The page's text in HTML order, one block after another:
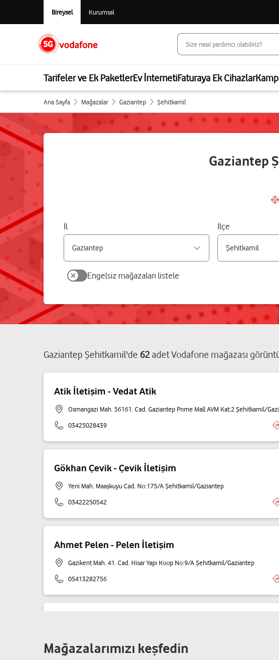
Bireysel Kurumsal
Tarifeler ve Ek PaketlerEv İnternetiFaturaya Ek Cihazlar
Ana Sayfa Mağazalar Gaziantep Şehitkamil
Gaziantep
İl İlçe
Engelsiz mağazaları listele
Gaziantep Şehitkamil'de 62adetVodafone mağazası
Atik İletişim - Vedat Atik
Osmangazi Mah. 56161. Cad. Gaziantep Prıme Mall AVM Kat:2 Şehitkamil/
03425028439
Gökhan Çevik - Çevik İletişim
Yeni Mah. Maaşkuyu Cad. No:175/A Şehitkamil/Gaziantep
03422250542
Ahmet Pelen - Pelen İletişim
Gazikent Mah. 41. Cad. Hisar Yapı Koop No:9/A Şehitkamil/Gaziantep
05413282756
05442623630
Mağazalarımızı keşfedin